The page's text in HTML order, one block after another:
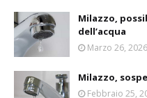
Milazzo,
dell’acqua
Marzo 26, 2026
Milazzo,
Febbraio 25,